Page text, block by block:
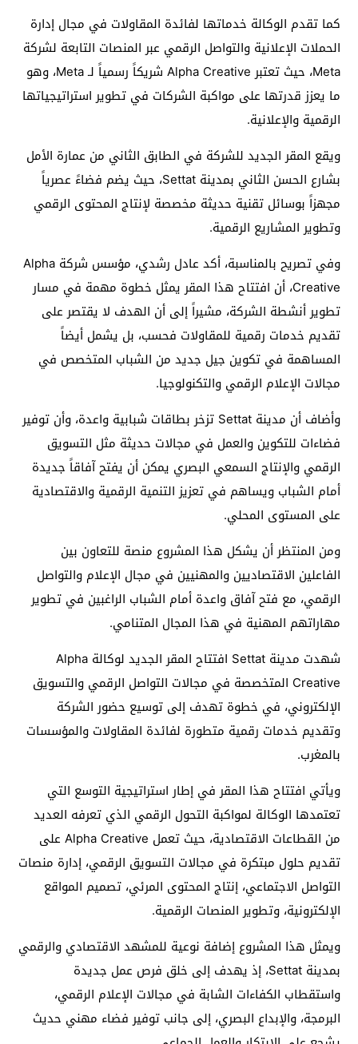
كما تقدم الوكالة خدماتها لفائدة المقاولات في مجال إدارة
الحملات الإعلانية والتواصل الرقمي عبر المنصات التابعة لشركة
Meta، حيث تعتبر Alpha Creative شريكاً رسمياً لـ Meta، وهو
ما يعزز قدرتها على مواكبة الشركات في تطوير استراتيجياتها
الرقمية والإعلانية.
ويقع المقر الجديد للشركة في الطابق الثاني من عمارة الأمل
بشارع الحسن الثاني بمدينة Settat، حيث يضم فضاءً عصرياً
مجهزاً بوسائل تقنية حديثة مخصصة لإنتاج المحتوى الرقمي
وتطوير المشاريع الرقمية.
وفي تصريح بالمناسبة، أكد عادل رشدي، مؤسس شركة Alpha
Creative، أن افتتاح هذا المقر يمثل خطوة مهمة في مسار
تطوير أنشطة الشركة، مشيراً إلى أن الهدف لا يقتصر على
تقديم خدمات رقمية للمقاولات فحسب، بل يشمل أيضاً
المساهمة في تكوين جيل جديد من الشباب المتخصص في
مجالات الإعلام الرقمي والتكنولوجيا.
وأضاف أن مدينة Settat تزخر بطاقات شبابية واعدة، وأن توفير
فضاءات للتكوين والعمل في مجالات حديثة مثل التسويق
الرقمي والإنتاج السمعي البصري يمكن أن يفتح آفاقاً جديدة
أمام الشباب ويساهم في تعزيز التنمية الرقمية والاقتصادية
على المستوى المحلي.
ومن المنتظر أن يشكل هذا المشروع منصة للتعاون بين
الفاعلين الاقتصاديين والمهنيين في مجال الإعلام والتواصل
الرقمي، مع فتح آفاق واعدة أمام الشباب الراغبين في تطوير
مهاراتهم المهنية في هذا المجال المتنامي.
شهدت مدينة Settat افتتاح المقر الجديد لوكالة Alpha
Creative المتخصصة في مجالات التواصل الرقمي والتسويق
الإلكتروني، في خطوة تهدف إلى توسيع حضور الشركة
وتقديم خدمات رقمية متطورة لفائدة المقاولات والمؤسسات
بالمغرب.
ويأتي افتتاح هذا المقر في إطار استراتيجية التوسع التي
تعتمدها الوكالة لمواكبة التحول الرقمي الذي تعرفه العديد
من القطاعات الاقتصادية، حيث تعمل Alpha Creative على
تقديم حلول مبتكرة في مجالات التسويق الرقمي، إدارة منصات
التواصل الاجتماعي، إنتاج المحتوى المرئي، تصميم المواقع
الإلكترونية، وتطوير المنصات الرقمية.
ويمثل هذا المشروع إضافة نوعية للمشهد الاقتصادي والرقمي
بمدينة Settat، إذ يهدف إلى خلق فرص عمل جديدة
واستقطاب الكفاءات الشابة في مجالات الإعلام الرقمي،
البرمجة، والإبداع البصري، إلى جانب توفير فضاء مهني حديث